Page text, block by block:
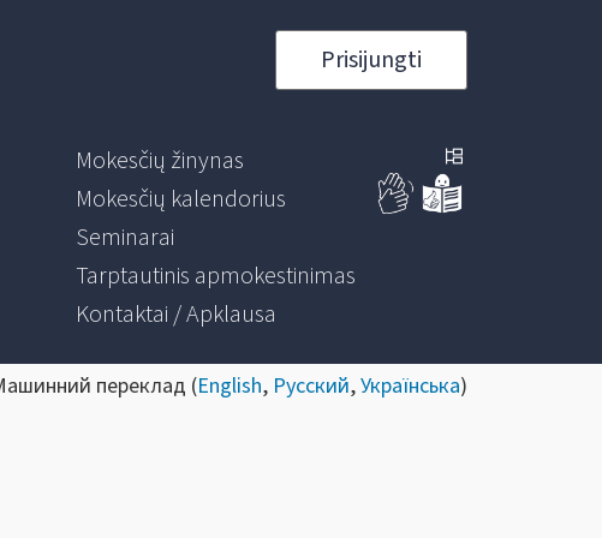
Prisijungti
Mokesčių žinynas
Mokesčių kalendorius
Seminarai
Tarptautinis apmokestinimas
Kontaktai / Apklausa
переклад (English, Русский,Українська)